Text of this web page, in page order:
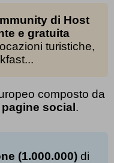
di Host
e gratuita
turistiche,
composto da
pagine social.
(1.000.000) di